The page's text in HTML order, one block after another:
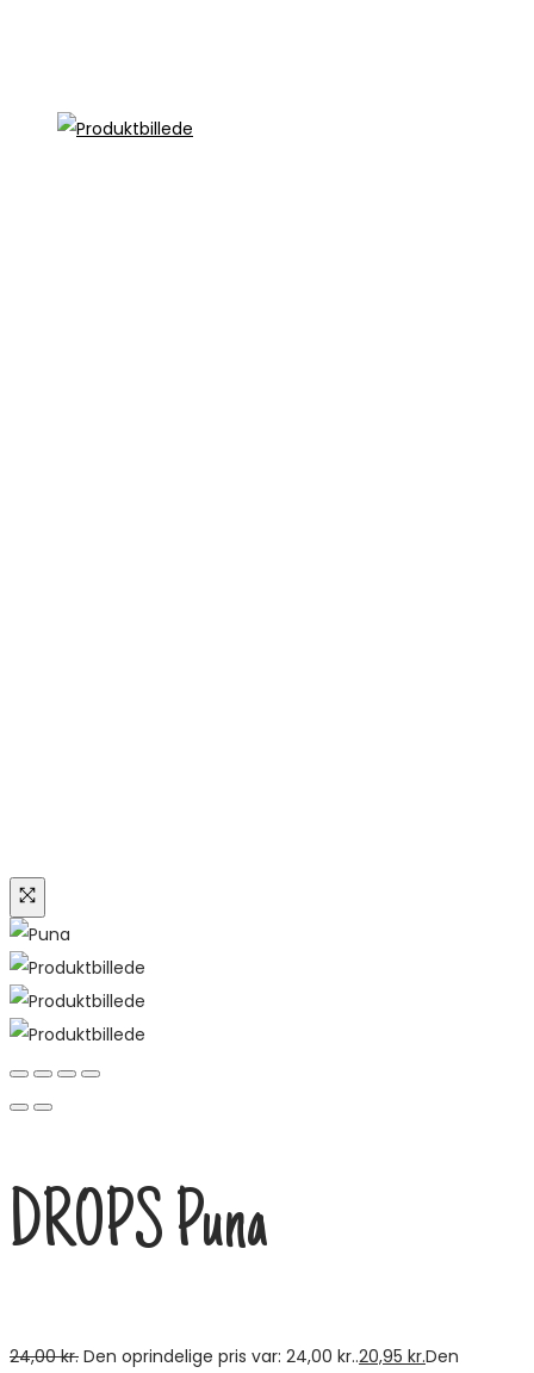
DROPS Puna
24,00kr. Den oprindelige pris var: 24,00 kr..20,95 kr.Den